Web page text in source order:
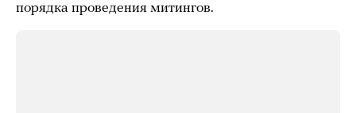
порядка проведения митингов.